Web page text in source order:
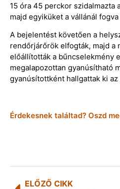
15 óra 45 perckor szidalmazta
majd egyiküket a vállánál
A bejelentést követően a
rendőrjárőrök elfogták, majd a
előállították a bűncselekmény
megalapozottan gyanúsítható
gyanúsítottként hallgattak ki az
Érdekesnek találtad? Oszd
ELŐZŐ CIKK